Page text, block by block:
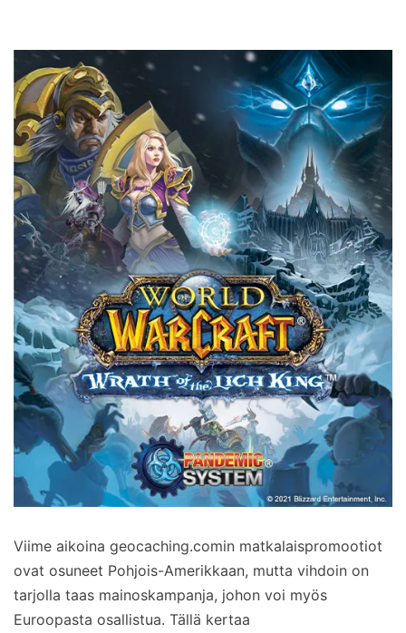
Viime aikoina geocaching.comin matkalaispromootiot
ovat osuneet Pohjois-Amerikkaan, mutta vihdoin on
tarjolla taas mainoskampanja, johon voi myös
Euroopasta osallistua. Tällä kertaa